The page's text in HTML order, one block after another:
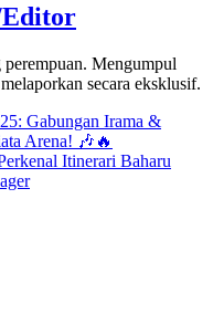
Editor
Mengumpul
secara eksklusif.
Gabungan Irama &
Arena! 🎶🔥
Itinerari Baharu